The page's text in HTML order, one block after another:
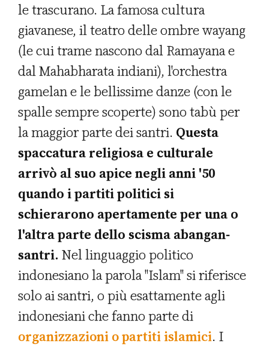
le trascurano. La famosa cultura
giavanese, il teatro delle ombre wayang
(le cui trame nascono dal Ramayana e
dal Mahabharata indiani), l'orchestra
gamelan e le bellissime danze (con le
spalle sempre scoperte) sono tabù per
la maggior parte dei santri. Questa
spaccatura religiosa e culturale
arrivò al suo apice negli anni '50
quando i partiti politici si
schierarono apertamente per una o
l'altra parte dello scisma abangan-
santri. Nel linguaggio politico
indonesiano la parola "Islam" si riferisce
solo ai santri, o più esattamente agli
indonesiani che fanno parte di
organizzazioni o partiti islamici. I